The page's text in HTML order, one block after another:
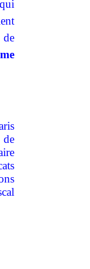
de
de